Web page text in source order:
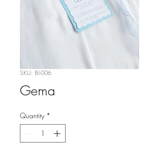
SKU: BI-006
Gema
Quantity *